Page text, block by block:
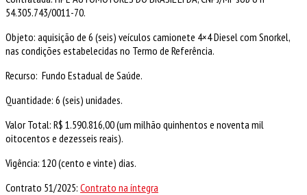
54.305.743/0011-70.
Objeto: aquisição de 6 (seis) veículos camionete 4×4 Diesel com Snorkel,
nas condições estabelecidas no Termo de Referência.
Recurso: Fundo Estadual de Saúde.
Quantidade: 6 (seis) unidades.
Valor Total: R$ 1.590.816,00 (um milhão quinhentos e noventa mil
oitocentos e dezesseis reais).
Vigência: 120 (cento e vinte) dias.
Contrato 51/2025: Contrato na íntegra